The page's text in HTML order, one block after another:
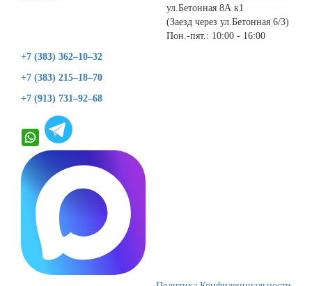
ул.Бетонная 8А к1
(Заезд через ул.Бетонная 6/3)
Пон.-пят.: 10:00 - 16:00
+7 (383) 362–10–32
+7 (383) 215–18–70
+7 (913) 731–92–68